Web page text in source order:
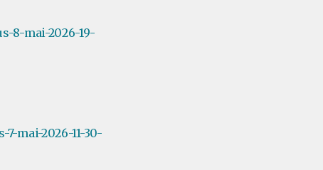
8-mai-2026-19-
mai-2026-11-30-